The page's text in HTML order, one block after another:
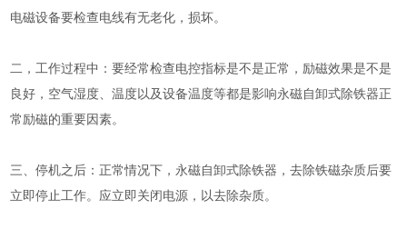
电磁设备要检查电线有无老化，损坏。
二，工作过程中：要经常检查电控指标是不是正常，励磁效果是不是
良好，空气湿度、温度以及设备温度等都是影响永磁自卸式除铁器正
常励磁的重要因素。
三、停机之后：正常情况下，永磁自卸式除铁器，去除铁磁杂质后要
立即停止工作。应立即关闭电源，以去除杂质。